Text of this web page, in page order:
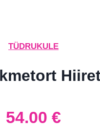
TÜDRUKULE
54.00 €